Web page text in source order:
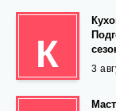
К 3